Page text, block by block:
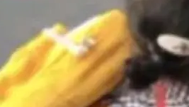
MPComm底层基
，后续腾讯网平将
的高性能通信组
中实现了一
引擎（Engine），
链路私有化部署，
前，越来越多企业已
通过调用公有云模
发效率。但随着 AI
走向团队级、组织
程中，对安全性、
部人工智能应用典型案例！
发布《2025年人工智能应用典型案例
各领域的应用成果，覆盖技术底座、
障、专题等五大方向。深信服AI算力
选！ 随着各行各业的Agent走向规模化
富，用户关注的重点也在发生变化：不
一个时代的结
作者之一。